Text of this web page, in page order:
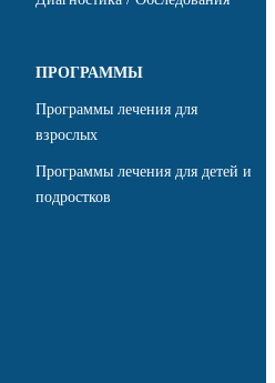
ПРОГРАММЫ
Программы лечения для
взрослых
Программы лечения для детей и
подростков